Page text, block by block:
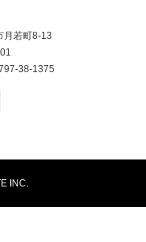
若町8-13
38-1375
INC.